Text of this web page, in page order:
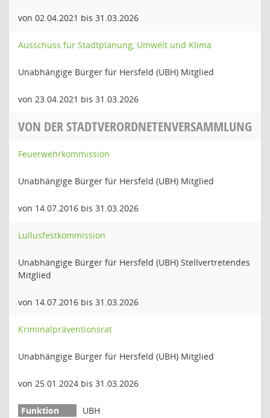
von 02.04.2021 bis 31.03.2026
Ausschuss für Stadtplanung, Umwelt und Klima
Unabhängige Bürger für Hersfeld (UBH) Mitglied
von 23.04.2021 bis 31.03.2026
VON DER STADTVERORDNETENVERSAMMLUNG
Feuerwehrkommission
Unabhängige Bürger für Hersfeld (UBH) Mitglied
von 14.07.2016 bis 31.03.2026
Lullusfestkommission
Unabhängige Bürger für Hersfeld (UBH) Stellvertretendes
Mitglied
von 14.07.2016 bis 31.03.2026
Kriminalpräventionsrat
Unabhängige Bürger für Hersfeld (UBH) Mitglied
von 25.01.2024 bis 31.03.2026
UBH